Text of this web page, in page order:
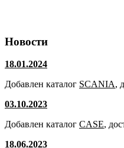
Новости
18.01.2024
Добавлен каталог SCANIA,
03.10.2023
Добавлен каталог CASE,
18.06.2023